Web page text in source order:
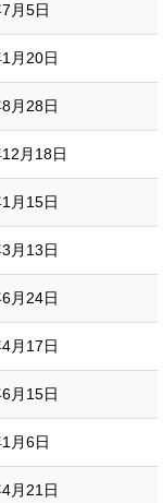
月5日
月20日
月28日
月18日
月15日
月13日
月24日
月17日
月15日
月6日
月21日